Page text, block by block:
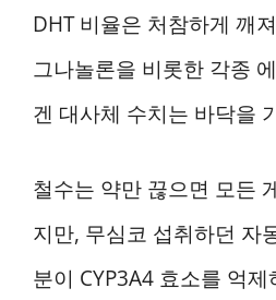
DHT 비율은 처참하게 깨
그나놀론을 비롯한 각종
겐 대사체 수치는 바닥을
철수는 약만 끊으면 모든
지만, 무심코 섭취하던 자
분이 CYP3A4 효소를 억